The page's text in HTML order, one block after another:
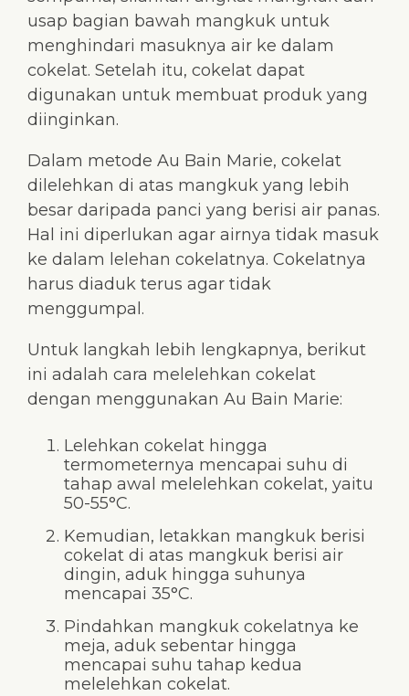
usap bagian bawah mangkuk untuk
menghindari masuknya air ke dalam
cokelat. Setelah itu, cokelat dapat
digunakan untuk membuat produk yang
diinginkan.
Dalam metode Au Bain Marie, cokelat
dilelehkan di atas mangkuk yang lebih
besar daripada panci yang berisi air panas.
Hal ini diperlukan agar airnya tidak masuk
ke dalam lelehan cokelatnya. Cokelatnya
harus diaduk terus agar tidak
menggumpal.
Untuk langkah lebih lengkapnya, berikut
ini adalah cara melelehkan cokelat
dengan menggunakan Au Bain Marie:
Lelehkan cokelat hingga
termometernya mencapai suhu di
tahap awal melelehkan cokelat, yaitu
50-55°C.
Kemudian, letakkan mangkuk berisi
cokelat di atas mangkuk berisi air
dingin, aduk hingga suhunya
mencapai 35°C.
Pindahkan mangkuk cokelatnya ke
meja, aduk sebentar hingga
mencapai suhu tahap kedua
melelehkan cokelat.